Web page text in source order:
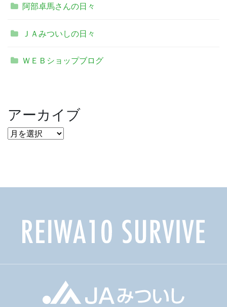
阿部卓馬さんの日々
ＪＡみついしの日々
ＷＥＢショップブログ
アーカイブ
ア